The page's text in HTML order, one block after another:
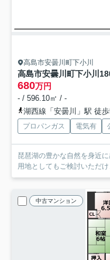
高島市安曇川町下小川
高島市安曇川町下小川
680万円
- / 596.10㎡ / -
湖西線「安曇川」駅 徒
プロパンガス 電気有
琵琶湖の豊かな自然を身近
用地としてもご検討いただけ
中古マンション